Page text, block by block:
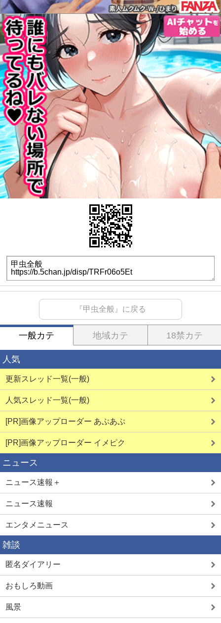
『甲虫全般』に戻る
一般カテ 地域カテ 18禁カテ
人気
更新スレッド一覧(一般)
人気スレッド一覧(一般)
[PR]画像アップローダー あぷあぷ
[PR]画像アップローダー イメピク
ニュース
ニュース速報＋
ニュース速報
エンタメニュース
雑談
匿名ダイアリー
おもしろ動画
風景